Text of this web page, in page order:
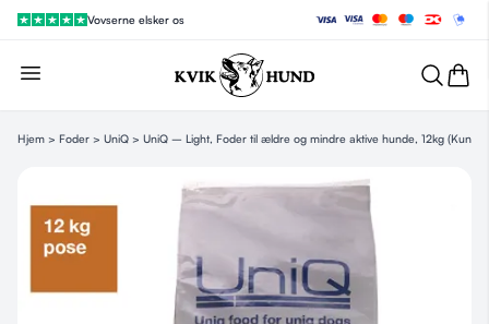
Vovserne elsker os
Hjem > Foder > UniQ > UniQ – Light, Foder til ældre og mindre aktive hunde, 12kg (Kun